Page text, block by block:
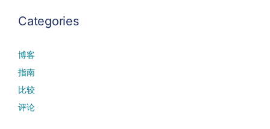
Categories
博客
指南
比较
评论